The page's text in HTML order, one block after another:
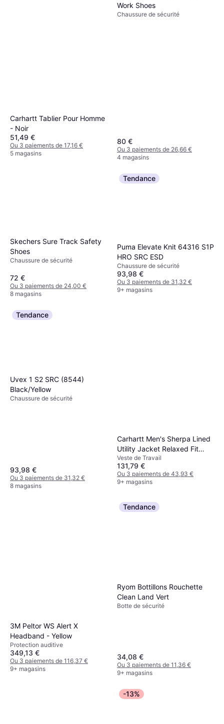
Carhartt Tablier Pour Homme
- Noir
51,49 €
Ou 3 paiements de 17,16 €
5 magasins
Work Shoes
Chaussure de sécurité
80 €
Ou 3 paiements de 26,66 €
4 magasins
Skechers Sure Track Safety
Shoes
Chaussure de sécurité
72 €
Ou 3 paiements de 24,00 €
8 magasins
Tendance
Puma Elevate Knit 64316 S1P
HRO SRC ESD
Chaussure de sécurité
93,98 €
Ou 3 paiements de 31,32 €
9+ magasins
Tendance
Uvex 1 S2 SRC (8544)
Black/Yellow
Chaussure de sécurité
93,98 €
Ou 3 paiements de 31,32 €
8 magasins
Carhartt Men's Sherpa Lined
Utility Jacket Relaxed Fit
Washed Duck - Brown
Veste de Travail
131,79 €
Ou 3 paiements de 43,93 €
9+ magasins
3M Peltor WS Alert X
Headband - Yellow
Protection auditive
349,13 €
Ou 3 paiements de 116,37 €
9+ magasins
Tendance
Ryom Bottillons Rouchette
Clean Land Vert
Botte de sécurité
34,08 €
Ou 3 paiements de 11,36 €
9+ magasins
-13%